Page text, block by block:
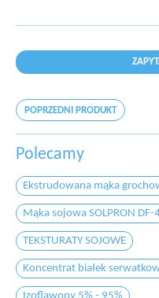
POPRZEDNI PRODUKT
Polecamy
Ekstrudowana mąka
Mąka sojowa SOLPRON DF-
TEKSTURATY SOJOWE
Koncentrat białek